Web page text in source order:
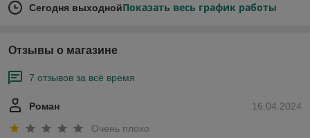
Сегодня выходнойПоказать весь график работы
Отзывы о магазине
7 отзывов за всё время
16.04.2024
Роман
Очень плохо